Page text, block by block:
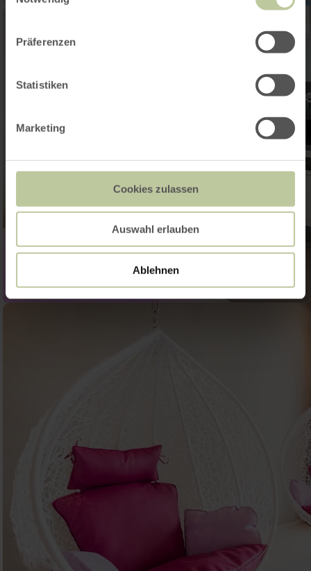
Präferenzen
Statistiken
Marketing
Cookies zulassen
Auswahl erlauben
Ablehnen